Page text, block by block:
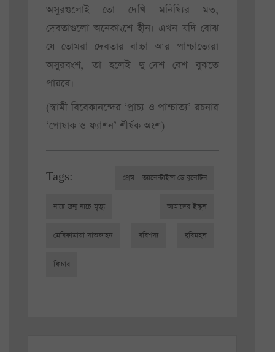
অসুরগুলোই তো দেখি মনিষ্যির মত,
দেবতাগুলো অনেকাংশে হীন। এখন যদি বোঝ
যে তোমরা দেবতার বাচ্চা আর পাশ্চাত্যেরা
অসুরবংশ, তা হলেই দু-দেশ বেশ বুঝতে
পারবে।
(স্বামী বিবেকানন্দের ‘প্রাচ্য ও পাশ্চাত্য’ রচনার
‘পোষাক ও ফ্যাশন’ শীর্ষক অংশ)
Tags: প্রেম - ভ্যালেন্টাইন্স ডে বুলেটিন
নাচে জন্ম নাচে মৃত্যু আমাদের ইস্কুল
মেরিকামায়া সাতকাহন রবিশস্য ছবিমহল
ফিচার